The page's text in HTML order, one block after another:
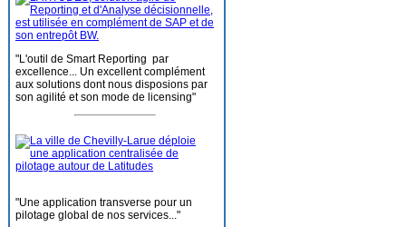
"L'outil de Smart Reporting par
excellence... Un excellent complément
aux solutions dont nous disposions par
son agilité et son mode de licensing"
"Une application transverse pour un
pilotage global de nos services..."